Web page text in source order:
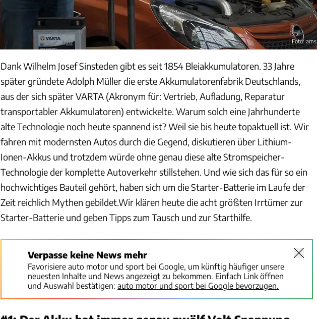
Foto: ams
Dank Wilhelm Josef Sinsteden gibt es seit 1854 Bleiakkumulatoren. 33 Jahre
später gründete Adolph Müller die erste Akkumulatorenfabrik Deutschlands,
aus der sich später VARTA (Akronym für: Vertrieb, Aufladung, Reparatur
transportabler Akkumulatoren) entwickelte. Warum solch eine Jahrhunderte
alte Technologie noch heute spannend ist? Weil sie bis heute topaktuell ist. Wir
fahren mit modernsten Autos durch die Gegend, diskutieren über Lithium-
Ionen-Akkus und trotzdem würde ohne genau diese alte Stromspeicher-
Technologie der komplette Autoverkehr stillstehen. Und wie sich das für so ein
hochwichtiges Bauteil gehört, haben sich um die Starter-Batterie im Laufe der
Zeit reichlich Mythen gebildet.Wir klären heute die acht größten Irrtümer zur
Starter-Batterie und geben Tipps zum Tausch und zur Starthilfe.
Verpasse keine News mehr
Favorisiere auto motor und sport bei Google, um künftig häufiger unsere
neuesten Inhalte und News angezeigt zu bekommen. Einfach Link öffnen
und Auswahl bestätigen: auto motor und sport bei Google bevorzugen.